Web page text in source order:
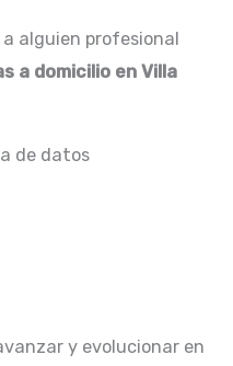
alguien profesional
a domicilio en Villa
de datos
y evolucionar en